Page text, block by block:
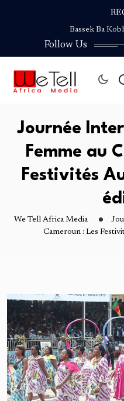
Coupe du Monde
Bassek Ba
ENVIROFEST CAMEROUN
Palmarès de la
Coupe du Monde
ENVIROFEST CAMEROUN
Follow Us
Journée
Femme au
Festivités
We Tell Africa Media
Cameroun : Les